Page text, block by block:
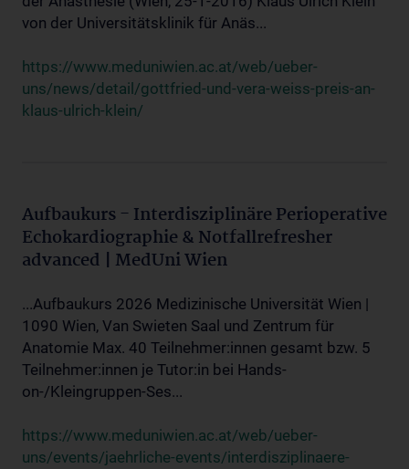
von der Universitätsklinik für Anäs...
https://www.meduniwien.ac.at/web/ueber-
uns/news/detail/gottfried-und-vera-weiss-preis-an-
klaus-ulrich-klein/
Aufbaukurs - Interdisziplinäre Perioperative
Echokardiographie & Notfallrefresher
advanced | MedUni Wien
...Aufbaukurs 2026 Medizinische Universität Wien |
1090 Wien, Van Swieten Saal und Zentrum für
Anatomie Max. 40 Teilnehmer:innen gesamt bzw. 5
Teilnehmer:innen je Tutor:in bei Hands-
on-/Kleingruppen-Ses...
https://www.meduniwien.ac.at/web/ueber-
uns/events/jaehrliche-events/interdisziplinaere-